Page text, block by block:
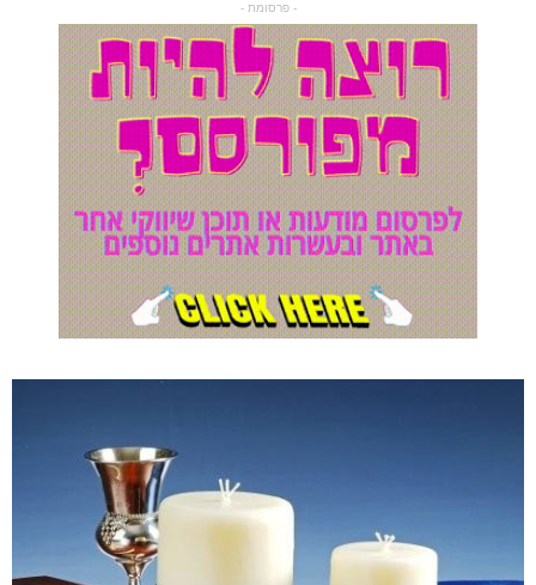
- פרסומת -